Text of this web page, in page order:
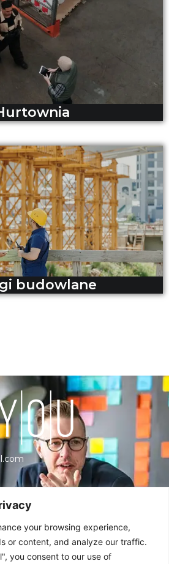
your browsing experience,
or content, and analyze our traffic.
you consent to our use of
budowlane